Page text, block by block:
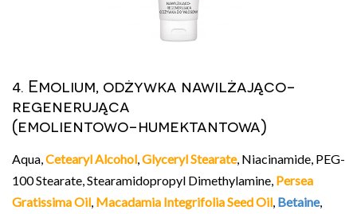
4. Emolium, odżywka nawilżająco-
regenerująca
(emolientowo-humektantowa)
Aqua,Cetearyl Alcohol,Glyceryl Stearate, Niacinamide, PEG-
100 Stearate, Stearamidopropyl Dimethylamine, Persea
Gratissima Oil, Macadamia Integrifolia Seed Oil, Betaine,